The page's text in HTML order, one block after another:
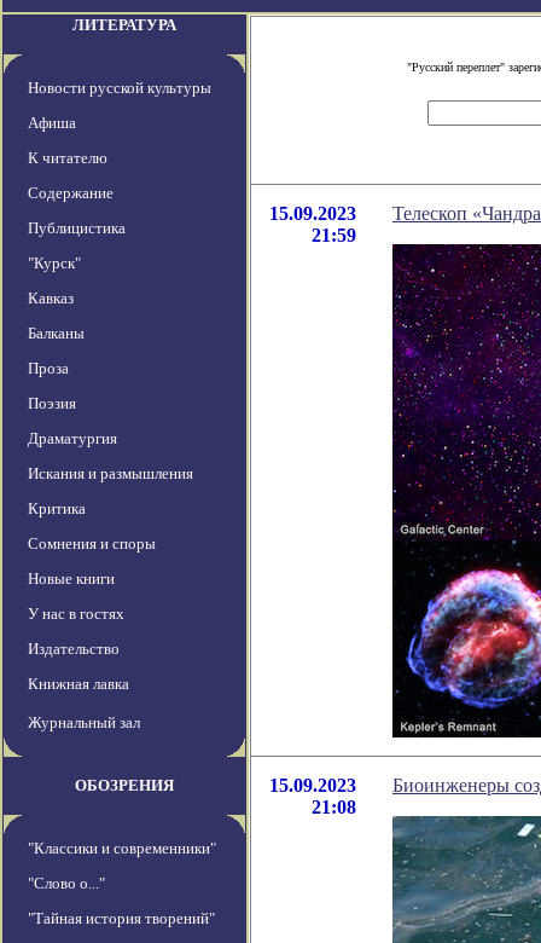
ЛИТЕРАТУРА
Новости русской культуры
Афиша
К читателю
Содержание
Публицистика
"Курск"
Кавказ
Балканы
Проза
Поэзия
Драматургия
Искания и размышления
Критика
Сомнения и споры
Новые книги
У нас в гостях
Издательство
Книжная лавка
Журнальный зал
ОБОЗРЕНИЯ
"Классики и современники"
"Слово о..."
"Тайная история творений"
"Русский переплет"
15.09.2023
21:59
Телескоп
15.09.2023
21:08
Биоинженеры